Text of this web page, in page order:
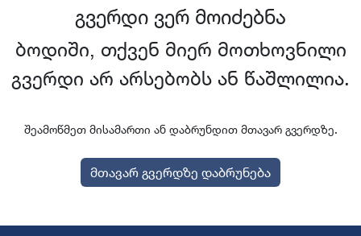
გვერდი ვერ მოიძებნა
ბოდიში, თქვენ მიერ მოთხოვნილი
გვერდი არ არსებობს ან წაშლილია.
შეამოწმეთ მისამართი ან დაბრუნდით მთავარ გვერდზე.
მთავარ გვერდზე დაბრუნება